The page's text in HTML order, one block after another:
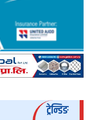
ट्रेन्डिङ